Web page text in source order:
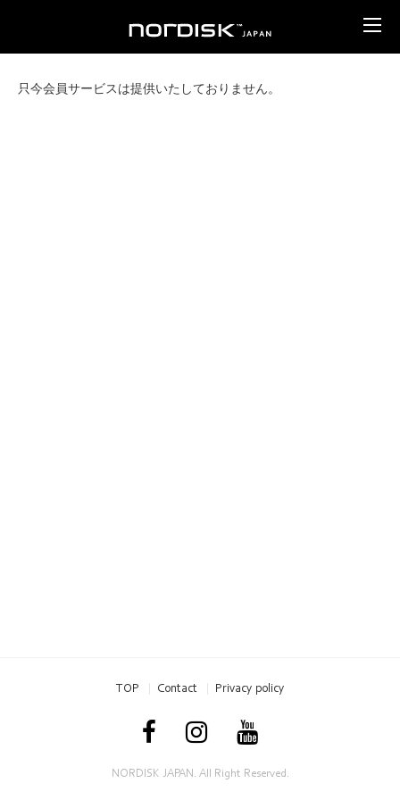
只今会員サービスは提供いたしておりません。
TOP Contact Privacy policy
NORDISK JAPAN. All Right Reserved.